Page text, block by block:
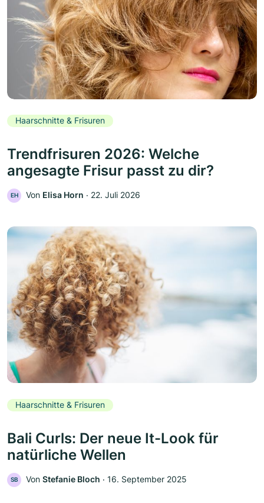
Haarschnitte & Frisuren
Trendfrisuren 2026: Welche
angesagte Frisur passt zu dir?
EH Von Elisa Horn ‧ 22. Juli 2026
Haarschnitte & Frisuren
Bali Curls: Der neue It-Look für
natürliche Wellen
SB Von Stefanie Bloch ‧ 16. September 2025